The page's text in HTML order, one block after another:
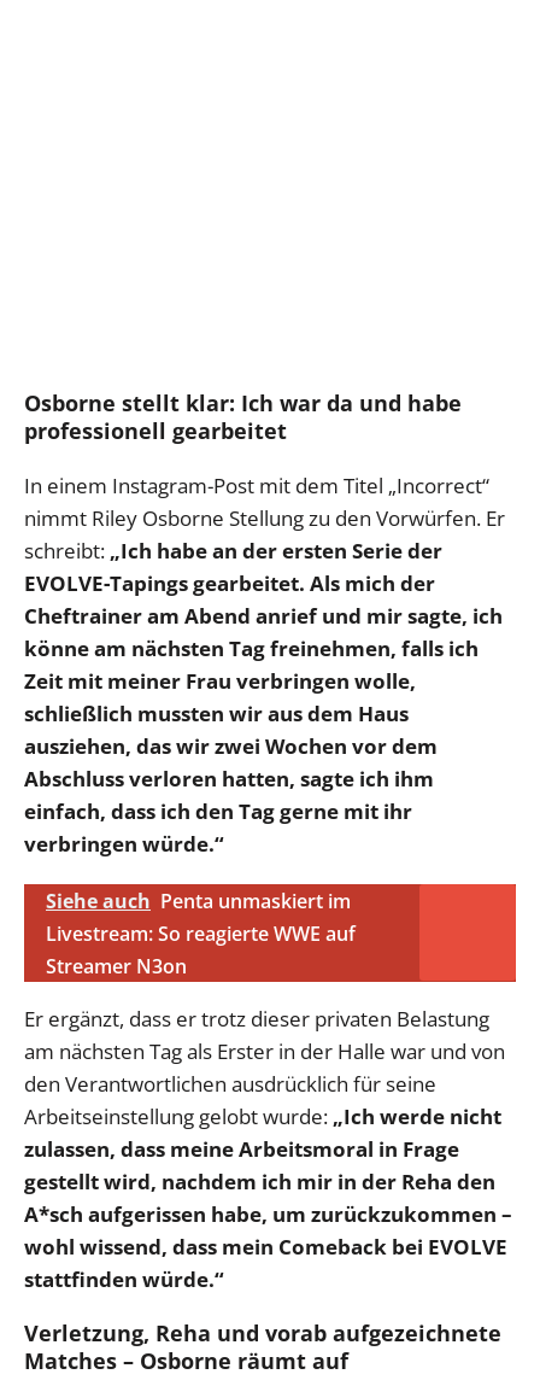
Osborne stellt klar: Ich war da und habe
professionell gearbeitet
In einem Instagram-Post mit dem Titel „Incorrect“
nimmt Riley Osborne Stellung zu den Vorwürfen. Er
schreibt: „Ich habe an der ersten Serie der
EVOLVE-Tapings gearbeitet. Als mich der
Cheftrainer am Abend anrief und mir sagte, ich
könne am nächsten Tag freinehmen, falls ich
Zeit mit meiner Frau verbringen wolle,
schließlich mussten wir aus dem Haus
ausziehen, das wir zwei Wochen vor dem
Abschluss verloren hatten, sagte ich ihm
einfach, dass ich den Tag gerne mit ihr
verbringen würde.“
Siehe auch Penta unmaskiert im
Livestream: So reagierte WWE auf
Streamer N3on
Er ergänzt, dass er trotz dieser privaten Belastung
am nächsten Tag als Erster in der Halle war und von
den Verantwortlichen ausdrücklich für seine
Arbeitseinstellung gelobt wurde: „Ich werde nicht
zulassen, dass meine Arbeitsmoral in Frage
gestellt wird, nachdem ich mir in der Reha den
A*sch aufgerissen habe, um zurückzukommen –
wohl wissend, dass mein Comeback bei EVOLVE
stattfinden würde.“
Verletzung, Reha und vorab aufgezeichnete
Matches – Osborne räumt auf